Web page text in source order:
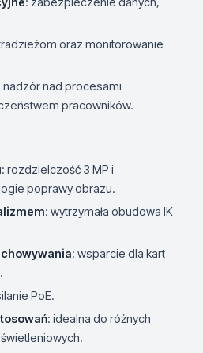
oraz monitorowanie
nadzór nad procesami
pracowników.
: rozdzielczość 3 MP i
poprawy obrazu.
: wytrzymała obudowa IK
: wsparcie dla kart
PoE.
: idealna do różnych